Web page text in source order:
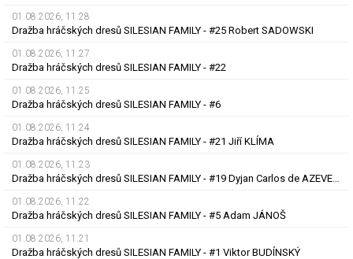
01.08.2026, 11.28
Dražba hráčských dresů SILESIAN FAMILY - #25 Robert SADOWSKI
01.08.2026, 11.27
Dražba hráčských dresů SILESIAN FAMILY - #22
01.08.2026, 11.25
Dražba hráčských dresů SILESIAN FAMILY - #6
01.08.2026, 11.24
Dražba hráčských dresů SILESIAN FAMILY - #21 Jiří KLÍMA
01.08.2026, 11.23
Dražba hráčských dresů SILESIAN FAMILY - #19 Dyjan Carlos de AZEVEDO
01.08.2026, 11.22
Dražba hráčských dresů SILESIAN FAMILY - #5 Adam JÁNOŠ
01.08.2026, 11.21
Dražba hráčských dresů SILESIAN FAMILY - #1 Viktor BUDÍNSKÝ